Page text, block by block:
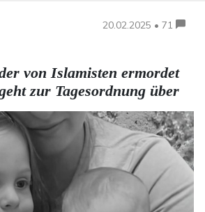
20.02.2025 • 71
von Islamisten ermordet
zur Tagesordnung über